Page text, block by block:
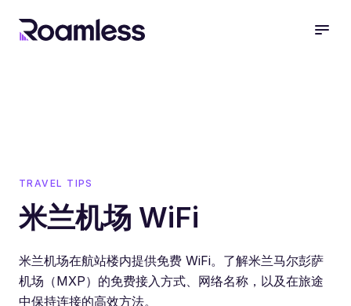
TRAVEL TIPS
米兰机场 WiFi
米兰机场在航站楼内提供免费 WiFi。了解米兰马尔彭萨
机场（MXP）的免费接入方式、网络名称，以及在旅途
中保持连接的高效方法。